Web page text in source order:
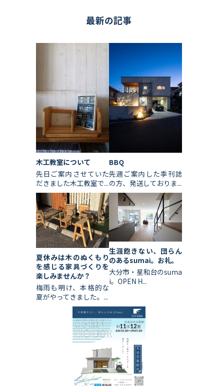
最新の記事
木工教室について
先日ご案内させていた
だきました木工教室で...
BBQ
先週ご案内した季刊誌
の方、発送しておりま...
夏休みは木のぬくもり
を感じる家具づくりを
楽しみませんか？
梅雨も明け、本格的な
夏がやってきました。...
生涯飽きない、団らん
のあるsumai。お礼。
大分市・星和台のsuma
i。OPEN H...